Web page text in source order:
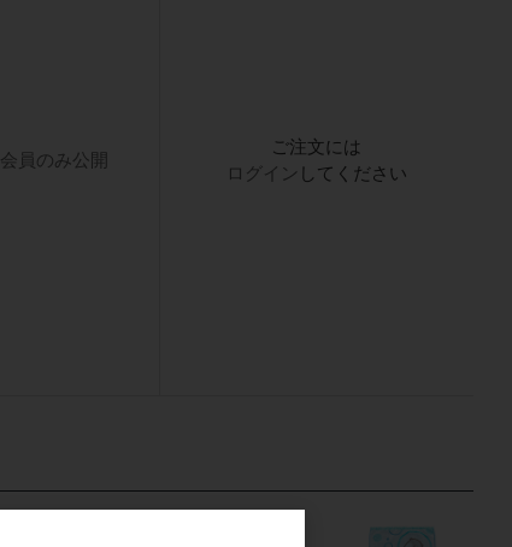
会員のみ公開
ご注文には
ログイン してください